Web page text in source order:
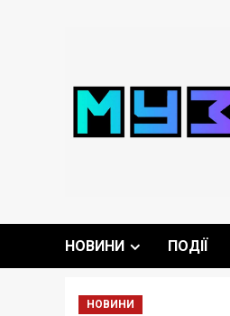
НОВИНИ ПОДІЇ
НОВИНИ